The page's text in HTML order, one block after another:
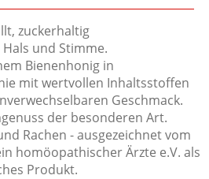
zuckerhaltig
und Stimme.
Bienenhonig in
mit wertvollen Inhaltsstoffen
Geschmack.
der besonderen Art.
Rachen - ausgezeichnet vom
homöopathischer Ärzte e.V. als
Produkt.